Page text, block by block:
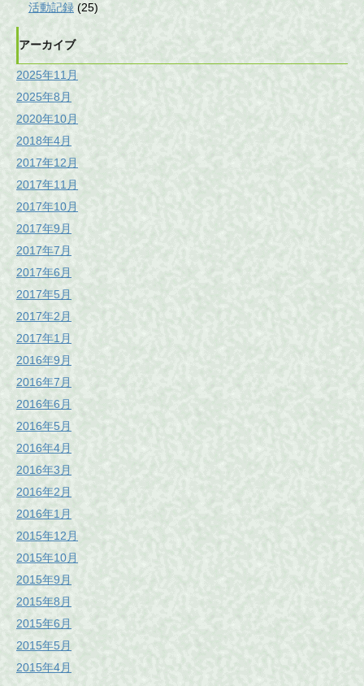
活動記録 (25)
アーカイブ
2025年11月
2025年8月
2020年10月
2018年4月
2017年12月
2017年11月
2017年10月
2017年9月
2017年7月
2017年6月
2017年5月
2017年2月
2017年1月
2016年9月
2016年7月
2016年6月
2016年5月
2016年4月
2016年3月
2016年2月
2016年1月
2015年12月
2015年10月
2015年9月
2015年8月
2015年6月
2015年5月
2015年4月